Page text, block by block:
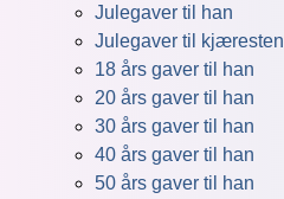
Julegaver til han
Julegaver til kjæresten
18 års gaver til han
20 års gaver til han
30 års gaver til han
40 års gaver til han
50 års gaver til han